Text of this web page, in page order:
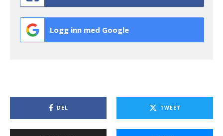
Logg inn med Google
DEL TWEET